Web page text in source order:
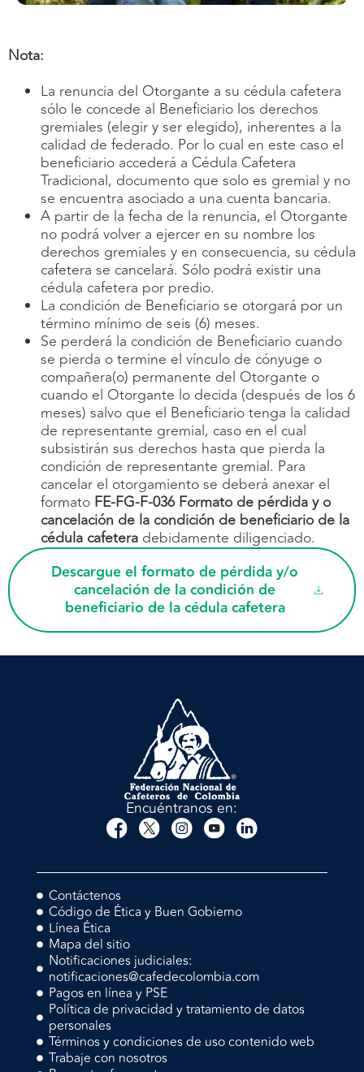
Nota:
La renuncia del Otorgante a su cédula cafetera
sólo le concede al Beneficiario los derechos
gremiales (elegir y ser elegido), inherentes a la
calidad de federado. Por lo cual en este caso el
beneficiario accederá a Cédula Cafetera
Tradicional, documento que solo es gremial y no
se encuentra asociado a una cuenta bancaria.
A partir de la fecha de la renuncia, el Otorgante
no podrá volver a ejercer en su nombre los
derechos gremiales y en consecuencia, su cédula
cafetera se cancelará. Sólo podrá existir una
cédula cafetera por predio.
La condición de Beneficiario se otorgará por un
término mínimo de seis (6) meses.
Se perderá la condición de Beneficiario cuando
se pierda o termine el vínculo de cónyuge o
compañera(o) permanente del Otorgante o
cuando el Otorgante lo decida (después de los 6
meses) salvo que el Beneficiario tenga la calidad
de representante gremial, caso en el cual
subsistirán sus derechos hasta que pierda la
condición de representante gremial. Para
cancelar el otorgamiento se deberá anexar el
formato FE-FG-F-036 Formato de pérdida y o
cancelación de la condición de beneficiario de la
cédula cafetera debidamente diligenciado.
Descargue el formato de pérdida y/o
cancelación de la condición de
beneficiario de la cédula cafetera
Encuéntranos en:
Contáctenos
Código de Ética y Buen Gobierno
Línea Ética
Mapa del sitio
Notificaciones judiciales:
notificaciones@cafedecolombia.com
Pagos en línea y PSE
Política de privacidad y tratamiento de datos
personales
Términos y condiciones de uso contenido web
Trabaje con nosotros